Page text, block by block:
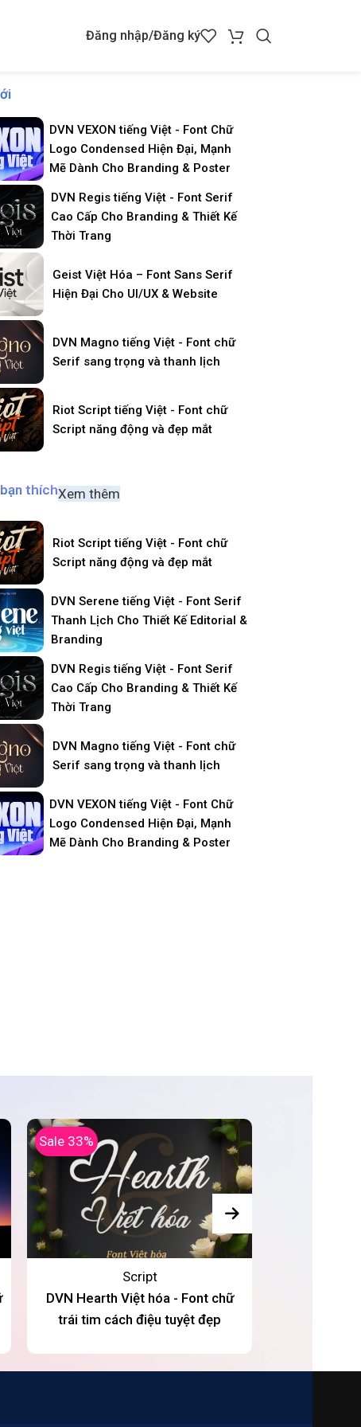
Đăng nhập/Đăng ký
DVN VEXON tiếng Việt - Font Chữ
Logo Condensed Hiện Đại, Mạnh
Mẽ Dành Cho Branding & Poster
DVN Regis tiếng Việt - Font Serif
Cao Cấp Cho Branding & Thiết Kế
Thời Trang
Geist Việt Hóa – Font Sans Serif
Hiện Đại Cho UI/UX & Website
DVN Magno tiếng Việt - Font chữ
Serif sang trọng và thanh lịch
Riot Script tiếng Việt - Font chữ
Script năng động và đẹp mắt
thíchXem thêm
Riot Script tiếng Việt - Font chữ
Script năng động và đẹp mắt
DVN Serene tiếng Việt - Font Serif
Thanh Lịch Cho Thiết Kế Editorial &
Branding
DVN Regis tiếng Việt - Font Serif
Cao Cấp Cho Branding & Thiết Kế
Thời Trang
DVN Magno tiếng Việt - Font chữ
Serif sang trọng và thanh lịch
DVN VEXON tiếng Việt - Font Chữ
Logo Condensed Hiện Đại, Mạnh
Mẽ Dành Cho Branding & Poster
Sale 33%
Script
DVN Hearth Việt hóa - Font chữ
trái tim cách điệu tuyệt đẹp